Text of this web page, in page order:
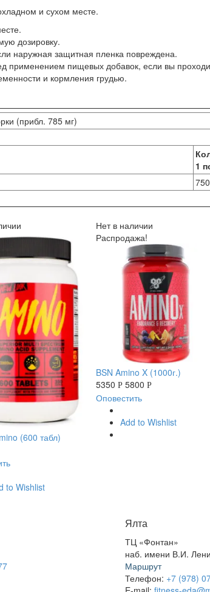
и сухом месте.
дозировку.
наружная защитная пленка повреждена.
применением пищевых добавок, если вы
и кормления грудью.
(прибл. 785 мг)
1
(600 табл)
to Wishlist
Нет в наличии
Распродажа!
BSN Amino X (1000г.)
5350 Р 5800 Р
Оповестить
Add to Wishlist
Ялта
ТЦ «Фонтан»
наб. имени В.И.
Маршрут
Телефон: +7 (978)